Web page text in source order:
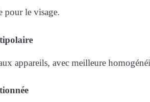
pour le visage.
appareils, avec meilleure